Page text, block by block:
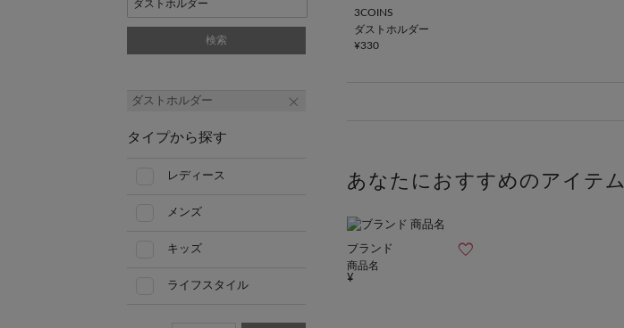
3COINS
ダストホルダー
¥330
あなたにおすすめのアイテム
ブランド
商品名
検索
ダストホルダー
タイプから探す
レディース
メンズ
キッズ
ライフスタイル